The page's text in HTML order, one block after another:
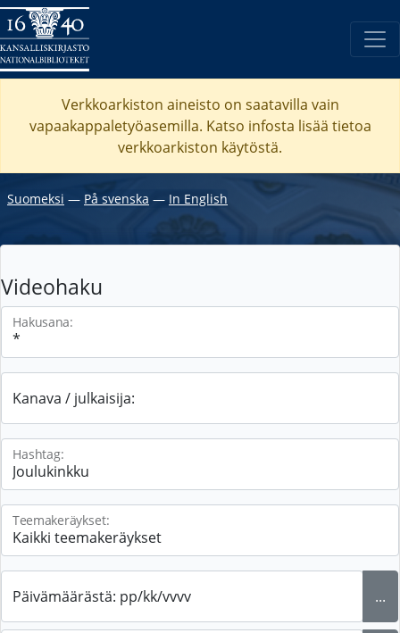
Verkkoarkiston aineisto on saatavilla vain
vapaakappaletyöasemilla. Katso infosta lisää tietoa
verkkoarkiston käytöstä.
Suomeksi ― På svenska ― In English
Videohaku
Hakusana:
Kanava / julkaisija:
Hashtag:
Teemakeräykset:
Päivämäärästä: pp/kk/vvvv ...